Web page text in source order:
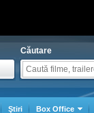
Căutare
Ştiri Box Office